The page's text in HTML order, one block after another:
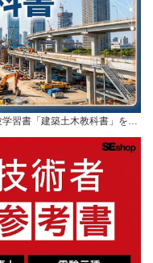
学習書「建築土木教科書」を…